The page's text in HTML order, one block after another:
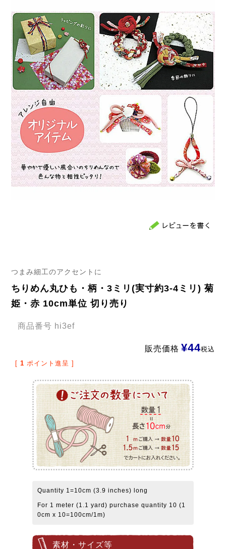
つまみ細工のアクセントに
ちりめん丸ひも・柄・3ミリ(実寸約3-4ミリ) 菊
姫・赤 10cm単位 切り売り
商品番号 hi3ef
販売価格 ¥44税込
[ 1 ポイント進呈 ]
Quantity 1=10cm (3.9 inches) long
For 1 meter (1.1 yard) purchase quantity 10 (1
0cm x 10=100cm/1m)
素材・サイズ等